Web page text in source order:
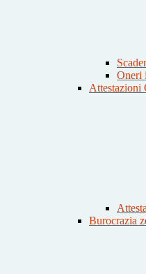
Oneri
Attestazioni
Burocrazia